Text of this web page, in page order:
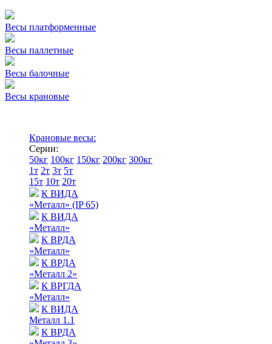
Весы платформенные
Весы паллетные
Весы балочные
Весы крановые
Крановые весы:
Серии:
50кг 100кг 150кг 200кг 300кг
1т 2т 3т 5т
15т 10т 20т
К ВИДА
«Металл» (IP 65)
К ВИДА
«Металл»
К ВРДА
«Металл»
К ВРДА
«Металл 2»
К ВРГДА
«Металл»
К ВИДА
Металл 1.1
К ВРДА